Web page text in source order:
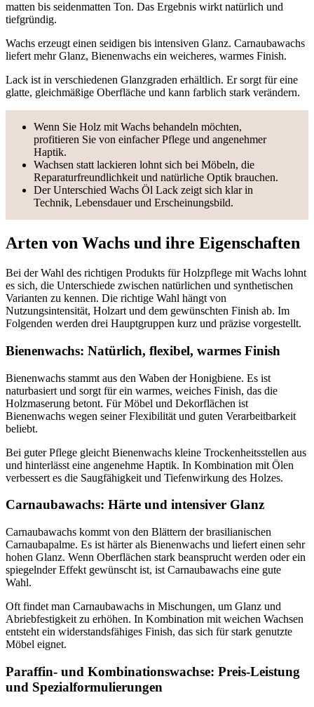
matten bis seidenmatten Ton. Das Ergebnis wirkt natürlich und
tiefgründig.
Wachs erzeugt einen seidigen bis intensiven Glanz. Carnaubawachs
liefert mehr Glanz, Bienenwachs ein weicheres, warmes Finish.
Lack ist in verschiedenen Glanzgraden erhältlich. Er sorgt für eine
glatte, gleichmäßige Oberfläche und kann farblich stark verändern.
Wenn Sie Holz mit Wachs behandeln möchten,
profitieren Sie von einfacher Pflege und angenehmer
Haptik.
Wachsen statt lackieren lohnt sich bei Möbeln, die
Reparaturfreundlichkeit und natürliche Optik brauchen.
Der Unterschied Wachs Öl Lack zeigt sich klar in
Technik, Lebensdauer und Erscheinungsbild.
Arten von Wachs und ihre Eigenschaften
Bei der Wahl des richtigen Produkts für Holzpflege mit Wachs lohnt
es sich, die Unterschiede zwischen natürlichen und synthetischen
Varianten zu kennen. Die richtige Wahl hängt von
Nutzungsintensität, Holzart und dem gewünschten Finish ab. Im
Folgenden werden drei Hauptgruppen kurz und präzise vorgestellt.
Bienenwachs: Natürlich, flexibel, warmes Finish
Bienenwachs stammt aus den Waben der Honigbiene. Es ist
naturbasiert und sorgt für ein warmes, weiches Finish, das die
Holzmaserung betont. Für Möbel und Dekorflächen ist
Bienenwachs wegen seiner Flexibilität und guten Verarbeitbarkeit
beliebt.
Bei guter Pflege gleicht Bienenwachs kleine Trockenheitsstellen aus
und hinterlässt eine angenehme Haptik. In Kombination mit Ölen
verbessert es die Saugfähigkeit und Tiefenwirkung des Holzes.
Carnaubawachs: Härte und intensiver Glanz
Carnaubawachs kommt von den Blättern der brasilianischen
Carnaubapalme. Es ist härter als Bienenwachs und liefert einen sehr
hohen Glanz. Wenn Oberflächen stark beansprucht werden oder ein
spiegelnder Effekt gewünscht ist, ist Carnaubawachs eine gute
Wahl.
Oft findet man Carnaubawachs in Mischungen, um Glanz und
Abriebfestigkeit zu erhöhen. In Kombination mit weichen Wachsen
entsteht ein widerstandsfähiges Finish, das sich für stark genutzte
Möbel eignet.
Paraffin- und Kombinationswachse: Preis-Leistung
und Spezialformulierungen